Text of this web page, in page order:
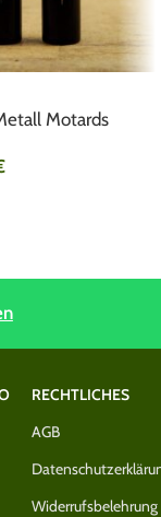
Motards
RECHTLICHES
AGB
Widerrufsbelehrung